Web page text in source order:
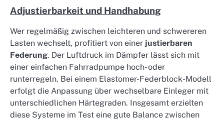
Adjustierbarkeit und Handhabung
Wer regelmäßig zwischen leichteren und schwereren
Lasten wechselt, profitiert von einer justierbaren
Federung. Der Luftdruck im Dämpfer lässt sich mit
einer einfachen Fahrradpumpe hoch- oder
runterregeln. Bei einem Elastomer-Federblock-Modell
erfolgt die Anpassung über wechselbare Einleger mit
unterschiedlichen Härtegraden. Insgesamt erzielten
diese Systeme im Test eine gute Balance zwischen